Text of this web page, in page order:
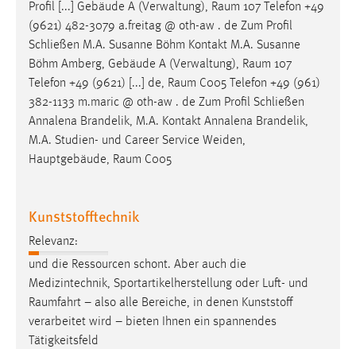
Profil [...] Gebäude A (Verwaltung), Raum 107 Telefon +49
(9621) 482-3079 a.freitag @ oth-aw . de Zum Profil
Schließen M.A. Susanne Böhm Kontakt M.A. Susanne
Böhm Amberg, Gebäude A (Verwaltung), Raum 107
Telefon +49 (9621) [...] de, Raum C005 Telefon +49 (961)
382-1133 m.maric @ oth-aw . de Zum Profil Schließen
Annalena Brandelik, M.A. Kontakt Annalena Brandelik,
M.A. Studien- und Career Service Weiden,
Hauptgebäude, Raum C005
Kunststofftechnik
Relevanz:
und die Ressourcen schont. Aber auch die
Medizintechnik, Sportartikelherstellung oder Luft- und
Raumfahrt – also alle Bereiche, in denen Kunststoff
verarbeitet wird – bieten Ihnen ein spannendes
Tätigkeitsfeld